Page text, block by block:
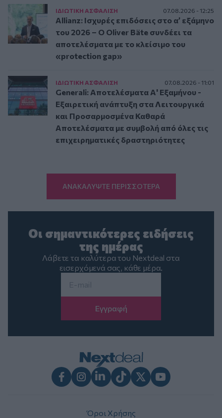
ΙΔΙΩΤΙΚΗ ΑΣΦAΛΙΣΗ 07.08.2026 - 12:25
Allianz: Ισχυρές επιδόσεις στο α’ εξάμηνο
του 2026 – Ο Oliver Bäte συνδέει τα
αποτελέσματα με το κλείσιμο του
«protection gap»
ΙΔΙΩΤΙΚΗ ΑΣΦAΛΙΣΗ 07.08.2026 - 11:01
Generali: Αποτελέσματα Α' Εξαμήνου -
Εξαιρετική ανάπτυξη στα Λειτουργικά
και Προσαρμοσμένα Καθαρά
Αποτελέσματα με συμβολή από όλες τις
επιχειρηματικές δραστηριότητες
ΑΝΑΚΑΛΥΨΤΕ ΠΕΡΙΣΣΟΤΕΡΑ
Οι σημαντικότερες ειδήσεις
της ημέρας
Λάβετε τα καλύτερα του Nextdeal στα
εισερχόμενά σας, κάθε μέρα.
Όροι Χρήσης